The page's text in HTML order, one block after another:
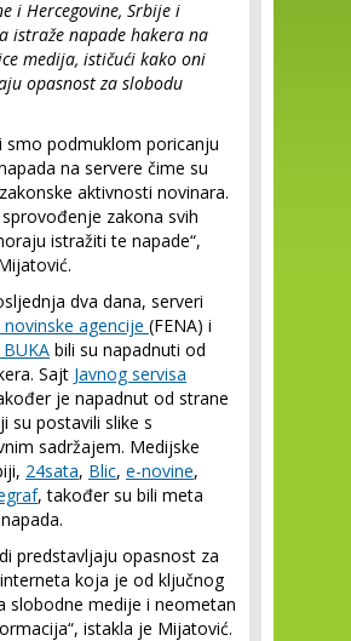
i Hercegovine, Srbije i
istraže napade hakera na
medija, ističući kako oni
opasnost za slobodu
smo podmuklom poricanju
na servere čime su
aktivnosti novinara.
zakona svih
istražiti te napade“,
dva dana, serveri
novinske agencije (FENA) i
bili su napadnuti od
Sajt Javnog servisa
je napadnut od strane
su postavili slike s
sadržajem. Medijske
24sata, Blic, e-novine,
, također su bili meta
predstavljaju opasnost za
koja je od ključnog
slobodne medije i neometan
istakla je Mijatović.